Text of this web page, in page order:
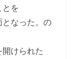
を
なった。の
けられた